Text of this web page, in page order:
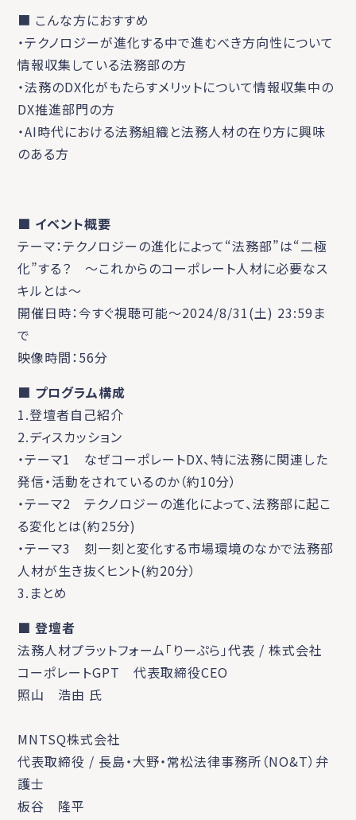
■ こんな方におすすめ
・テクノロジーが進化する中で進むべき方向性について
情報収集している法務部の方
・法務のDX化がもたらすメリットについて情報収集中の
DX推進部門の方
・AI時代における法務組織と法務人材の在り方に興味
のある方
■ イベント概要
テーマ：テクノロジーの進化によって“法務部”は“二極
化”する？ 〜これからのコーポレート人材に必要なス
キルとは～
開催日時：今すぐ視聴可能～2024/8/31(土) 23:59ま
で
映像時間：56分
■ プログラム構成
1.登壇者自己紹介
2.ディスカッション
・テーマ1 なぜコーポレートDX、特に法務に関連した
発信・活動をされているのか（約10分）
・テーマ2 テクノロジーの進化によって、法務部に起こ
る変化とは(約25分)
・テーマ3 刻一刻と変化する市場環境のなかで法務部
人材が生き抜くヒント(約20分）
3.まとめ
■ 登壇者
法務人材プラットフォーム「りーぷら」代表 / 株式会社
コーポレートGPT 代表取締役CEO
照山 浩由 氏
MNTSQ株式会社
代表取締役 / 長島・大野・常松法律事務所（NO&T）弁
護士
板谷 隆平